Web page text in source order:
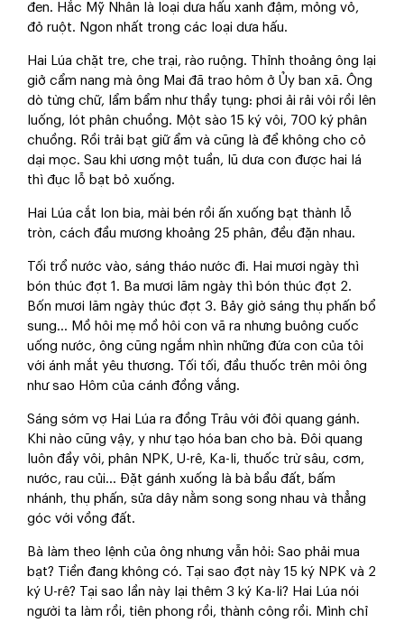
đen. Hắc Mỹ Nhân là loại dưa hấu xanh đậm, mỏng vỏ,
đỏ ruột. Ngon nhất trong các loại dưa hấu.
Hai Lúa chặt tre, che trại, rào ruộng. Thỉnh thoảng ông lại
giở cẩm nang mà ông Mai đã trao hôm ở Ủy ban xã. Ông
dò từng chữ, lẩm bẩm như thầy tụng: phơi ải rải vôi rồi lên
luống, lót phân chuồng. Một sào 15 ký vôi, 700 ký phân
chuồng. Rồi trải bạt giữ ẩm và cũng là để không cho cỏ
dại mọc. Sau khi ương một tuần, lũ dưa con được hai lá
thì đục lỗ bạt bỏ xuống.
Hai Lúa cắt lon bia, mài bén rồi ấn xuống bạt thành lỗ
tròn, cách đầu mương khoảng 25 phân, đều đặn nhau.
Tối trổ nước vào, sáng tháo nước đi. Hai mươi ngày thì
bón thúc đợt 1. Ba mươi lăm ngày thì bón thúc đợt 2.
Bốn mươi lăm ngày thúc đợt 3. Bảy giờ sáng thụ phấn bổ
sung... Mồ hôi mẹ mồ hôi con vã ra nhưng buông cuốc
uống nước, ông cũng ngắm nhìn những đứa con của tôi
với ánh mắt yêu thương. Tối tối, đầu thuốc trên môi ông
như sao Hôm của cánh đồng vắng.
Sáng sớm vợ Hai Lúa ra đồng Trâu với đôi quang gánh.
Khi nào cũng vậy, y như tạo hóa ban cho bà. Đôi quang
luôn đầy vôi, phân NPK, U-rê, Ka-li, thuốc trừ sâu, cơm,
nước, rau củi... Đặt gánh xuống là bà bầu đất, bấm
nhánh, thụ phấn, sửa dây nằm song song nhau và thẳng
góc với vồng đất.
Bà làm theo lệnh của ông nhưng vẫn hỏi: Sao phải mua
bạt? Tiền đang không có. Tại sao đợt này 15 ký NPK và 2
ký U-rê? Tại sao lần này lại thêm 3 ký Ka-li? Hai Lúa nói
người ta làm rồi, tiên phong rồi, thành công rồi. Mình chỉ